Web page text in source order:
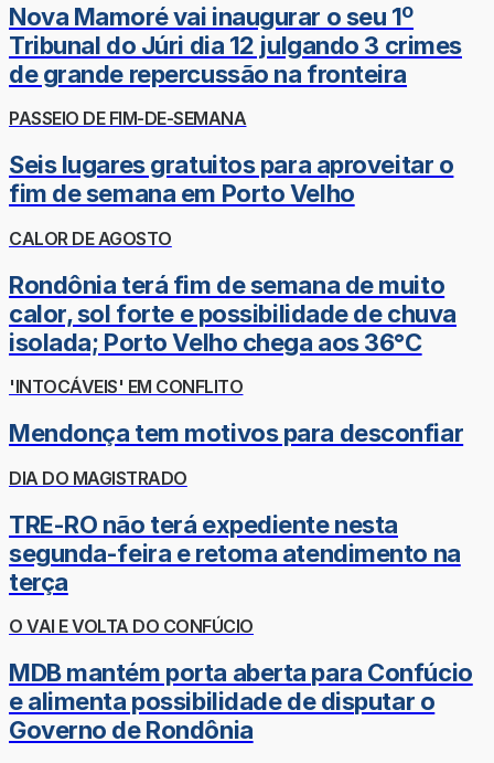
Nova Mamoré vai inaugurar o seu 1º
Tribunal do Júri dia 12 julgando 3 crimes
de grande repercussão na fronteira
PASSEIO DE FIM-DE-SEMANA
Seis lugares gratuitos para aproveitar o
fim de semana em Porto Velho
CALOR DE AGOSTO
Rondônia terá fim de semana de muito
calor, sol forte e possibilidade de chuva
isolada; Porto Velho chega aos 36°C
'INTOCÁVEIS' EM CONFLITO
Mendonça tem motivos para desconfiar
DIA DO MAGISTRADO
TRE-RO não terá expediente nesta
segunda-feira e retoma atendimento na
terça
O VAI E VOLTA DO CONFÚCIO
MDB mantém porta aberta para Confúcio
e alimenta possibilidade de disputar o
Governo de Rondônia